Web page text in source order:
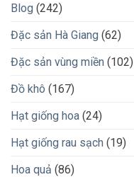
Blog (242)
Đặc sản Hà Giang (62)
Đặc sản vùng miền (102)
Đồ khô (167)
Hạt giống hoa (24)
Hạt giống rau sạch (19)
Hoa quả (86)